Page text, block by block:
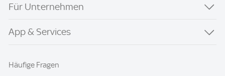
Für Unternehmen
App & Services
Häufige Fragen